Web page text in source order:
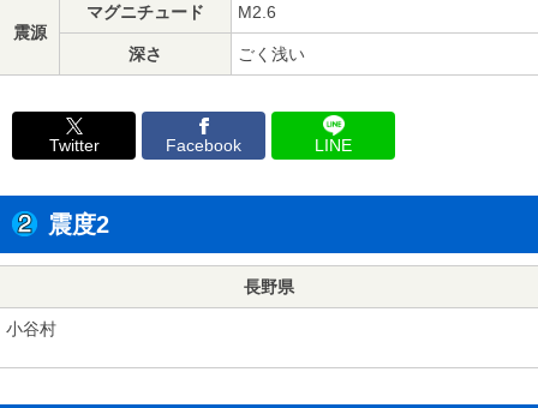
震源
マグニチュード M2.6
深さ ごく浅い
Twitter Facebook LINE
震度2
長野県
小谷村